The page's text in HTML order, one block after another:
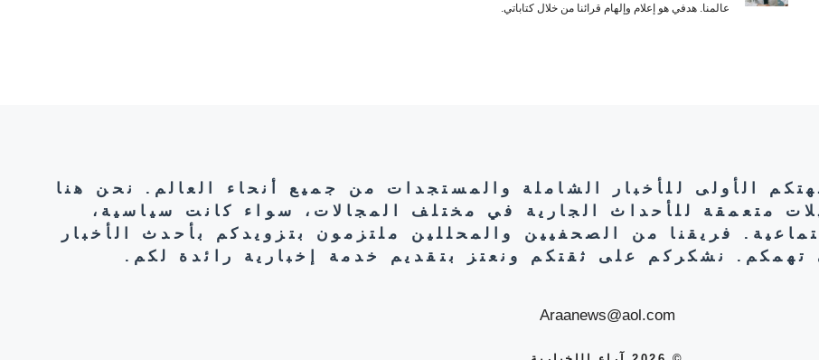
عالمنا. هدفي هو إعلام وإلهام قرائنا من خلال كتاباتي.
الأولى للأخبار الشاملة والمستجدات من جميع أنحاء العالم. نحن هنا
متعمقة للأحداث الجارية في مختلف المجالات، سواء كانت سياسية،
فريقنا من الصحفيين والمحللين ملتزمون بتزويدكم بأحدث الأخبار
تهمكم. نشكركم على ثقتكم ونعتز بتقديم خدمة إخبارية رائدة لكم.
Araanews@aol.com